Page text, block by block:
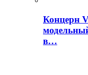
Концерн
в…